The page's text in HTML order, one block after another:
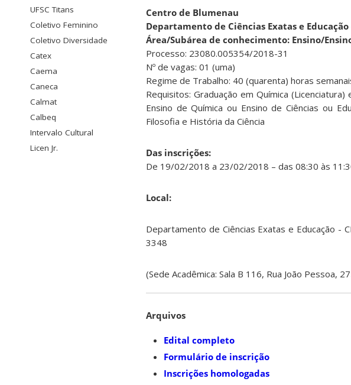
UFSC Titans
Coletivo Feminino
Coletivo Diversidade
Catex
Caema
Caneca
Calmat
Calbeq
Intervalo Cultural
Licen Jr.
Centro de Blumenau
Departamento de Ciências Exatas e Educação
Área/Subárea de conhecimento: Ensino/
Processo: 23080.005354/2018-31
Nº de vagas: 01 (uma)
Regime de Trabalho: 40 (quarenta) horas
Requisitos: Graduação em Química
Ensino de Química ou Ensino de Ciências ou
Filosofia e História da Ciência
Das inscrições:
De 19/02/2018 a 23/02/2018 – das 08:30 às
Local:
Departamento de Ciências Exatas e Educação -
3348
(Sede Acadêmica: Sala B 116, Rua João Pessoa,
Arquivos
Edital completo
Formulário de inscrição
Inscrições homologadas